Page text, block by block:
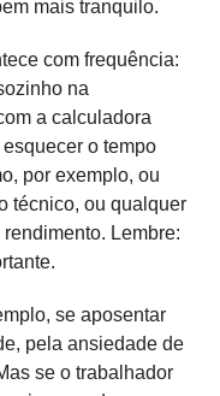
mais tranquilo.
com frequência:
na
a calculadora
o tempo
por exemplo, ou
técnico, ou qualquer
Lembre:
se aposentar
pela ansiedade de
se o trabalhador